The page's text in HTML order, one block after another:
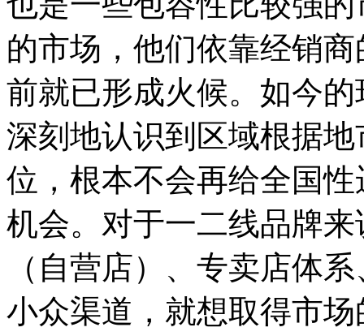
的市场，他们依靠经销
前就已形成火候。如今
深刻地认识到区域根据
位，根本不会再给全国
机会。对于一二线品牌
（自营店）、专卖店体
小众渠道，就想取得市